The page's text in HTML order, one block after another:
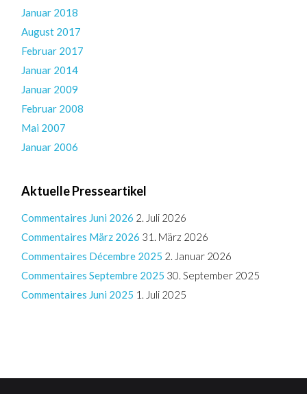
Januar 2018
August 2017
Februar 2017
Januar 2014
Januar 2009
Februar 2008
Mai 2007
Januar 2006
Aktuelle Presseartikel
Commentaires Juni 2026 2. Juli 2026
Commentaires März 2026 31. März 2026
Commentaires Décembre 2025 2. Januar 2026
Commentaires Septembre 2025 30. September 2025
Commentaires Juni 2025 1. Juli 2025